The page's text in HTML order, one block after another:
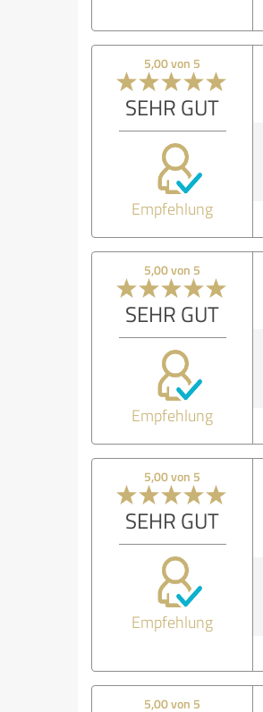
5,00 von 5
SEHR GUT
Empfehlung
5,00 von 5
SEHR GUT
Empfehlung
5,00 von 5
SEHR GUT
Empfehlung
5,00 von 5